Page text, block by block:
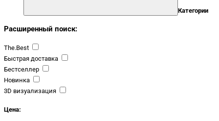
Категории
Расширенный поиск:
The.Best
Быстрая доставка
Бестселлер
Новинка
3D визуализация
Цена: